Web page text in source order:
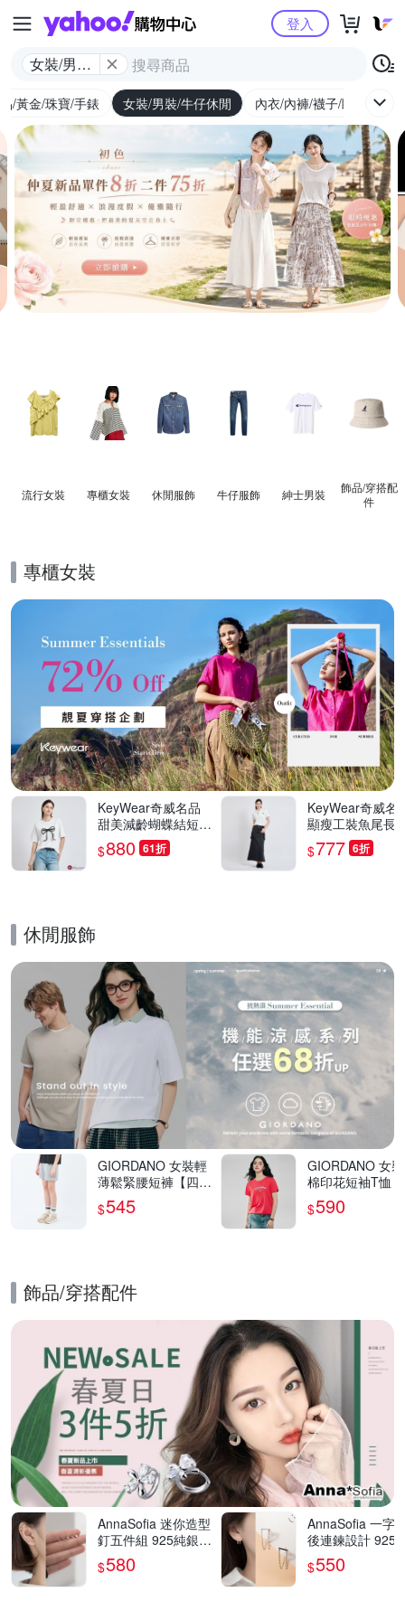
Yahoo購物中心
女裝/男裝/
登入
/黃金/珠寶/手錶 女裝/男裝/牛仔休閒 內衣/內褲/襪子/睡衣
流行女裝 專櫃女裝 休閒服飾 牛仔服飾 紳士​男裝
飾品​/​穿搭​配
件
專櫃女裝
KeyWear奇威名品
甜美減齡蝴蝶結短袖
上衣(共3色)-白色
$880 61折
KeyWear奇威名
顯瘦工裝魚尾長
短裙-自行變換兩
(共2色)-藍色
$777 6折
休閒服飾
GIORDANO 女裝輕
薄鬆緊腰短褲【四色
任選】
$545
GIORDANO 女
棉印花短袖T恤
色任選】
$590
飾品​/​穿搭​配件
AnnaSofia 迷你造型
釘五件組 925純銀針
耳針耳環(銀系)
$580
AnnaSofia 一字
後連鍊設計 925
針耳針耳環(銀系)
$550